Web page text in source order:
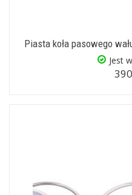
Piasta koła pasowego
Jest